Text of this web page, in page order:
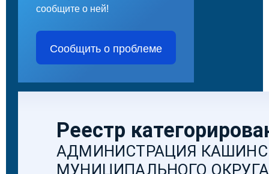
сообщите о ней!
Сообщить о проблеме